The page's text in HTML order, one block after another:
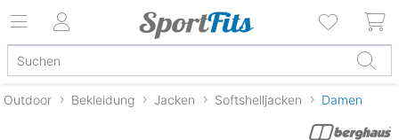
Outdoor Bekleidung Jacken Softshelljacken Damen